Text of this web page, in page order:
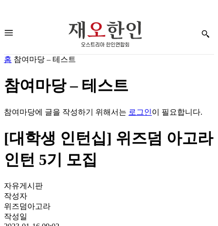
홈 참여마당 – 테스트
참여마당 – 테스트
참여마당에 글을 작성하기 위해서는 로그인이 필요합니다.
[대학생 인턴십] 위즈덤 아고라
인턴 5기 모집
자유게시판
작성자
위즈덤아고라
작성일